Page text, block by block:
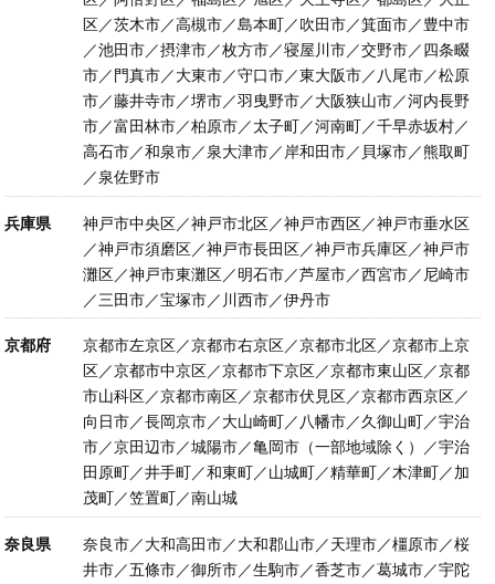
区／茨木市／高槻市／島本町／吹田市／箕面市／豊中市
／池田市／摂津市／枚方市／寝屋川市／交野市／四条畷
市／門真市／大東市／守口市／東大阪市／八尾市／松原
市／藤井寺市／堺市／羽曳野市／大阪狭山市／河内長野
市／富田林市／柏原市／太子町／河南町／千早赤坂村／
高石市／和泉市／泉大津市／岸和田市／貝塚市／熊取町
／泉佐野市
兵庫県
神戸市中央区／神戸市北区／神戸市西区／神戸市垂水区
／神戸市須磨区／神戸市長田区／神戸市兵庫区／神戸市
灘区／神戸市東灘区／明石市／芦屋市／西宮市／尼崎市
／三田市／宝塚市／川西市／伊丹市
京都府
京都市左京区／京都市右京区／京都市北区／京都市上京
区／京都市中京区／京都市下京区／京都市東山区／京都
市山科区／京都市南区／京都市伏見区／京都市西京区／
向日市／長岡京市／大山崎町／八幡市／久御山町／宇治
市／京田辺市／城陽市／亀岡市（一部地域除く）／宇治
田原町／井手町／和東町／山城町／精華町／木津町／加
茂町／笠置町／南山城
奈良県
奈良市／大和高田市／大和郡山市／天理市／橿原市／桜
井市／五條市／御所市／生駒市／香芝市／葛城市／宇陀